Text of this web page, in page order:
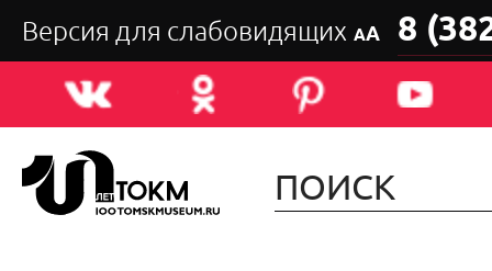
Версия для слабовидящих АА 8